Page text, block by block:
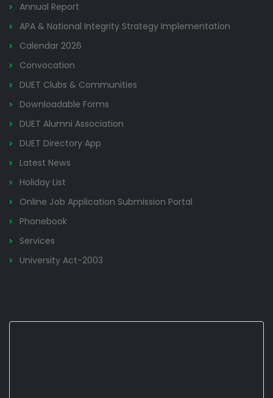
Annual Report
APA & National Integrity Strategy Implementation
Calendar 2026
Convocation
DUET Clubs & Communities
Downloadable Forms
DUET Alumni Association
DUET Directory App
Latest News
Holiday List
Online Job Application Submission Portal
Phonebook
Services
University Act-2003